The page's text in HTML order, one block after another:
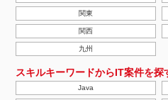
関東
関西
九州
スキルキーワードからIT案件を探
Java